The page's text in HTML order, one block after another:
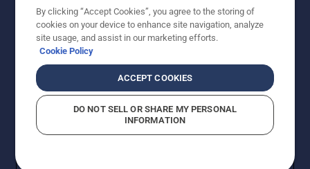
Husqvarna Schweiz AG per i rivenditori specializzati
aderenti all’iniziativa, prezzi in CHF comprensivi di IVA
all’ 8,1% e TRA. Con riserva di modifica. Tutti i prezzi
indicati sono prezzi al dettaglio consigliati (IVA inclusa),
a meno che il prodotto non sia disponibile per l'acquisto
Informativa sui cookieTermini di utilizzo
Informativa sulla privacyRiferimentiCGVF Negozio online
Segnalazione di presunte violazioni
By clicking “Accept Cookies”, you agree to the storing of
cookies on your device to enhance site navigation, analyze
site usage, and assist in our marketing efforts.
Cookie Policy
ACCEPT COOKIES
DO NOT SELL OR SHARE MY PERSONAL
INFORMATION